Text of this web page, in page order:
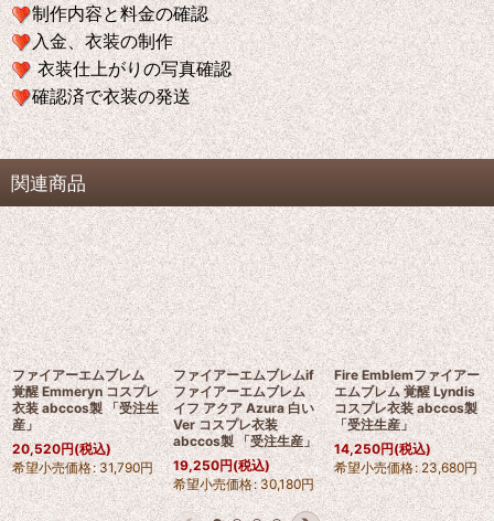
制作内容と料金の確認
入金、衣装の制作
衣装仕上がりの写真確認
確認済で衣装の発送
関連商品
ファイアーエムブレム
覚醒 Emmeryn コスプレ
衣装 abccos製 「受注生
産」
20,520円(税込)
希望小売価格: 31,790円
ファイアーエムブレムif
ファイアーエムブレム
イフ アクア Azura 白い
Ver コスプレ衣装
abccos製 「受注生産」
19,250円(税込)
希望小売価格: 30,180円
Fire Emblemファイアー
エムブレム 覚醒 Lyndis
コスプレ衣装 abccos製
「受注生産」
14,250円(税込)
希望小売価格: 23,680円